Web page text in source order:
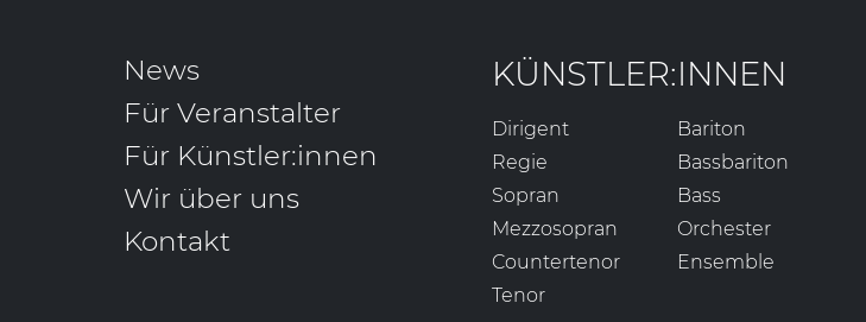
KÜNSTLER:INNEN
Dirigent
Regie
Sopran
Mezzosopran
Countertenor
Tenor
Bariton
Bassbariton
Bass
Orchester
Ensemble
News
Für Veranstalter
Für Künstler:innen
Wir über uns
Kontakt